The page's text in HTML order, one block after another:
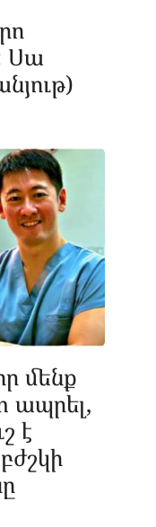
Սա
մենք
ապրել,
է